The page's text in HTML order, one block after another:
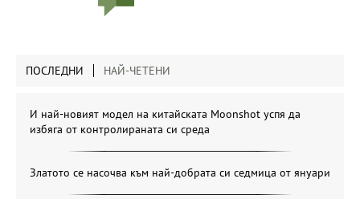
ПОСЛЕДНИ НАЙ-ЧЕТЕНИ
И най-новият модел на китайската Moonshot успя да
избяга от контролираната си среда
Златото се насочва към най-добрата си седмица от януари